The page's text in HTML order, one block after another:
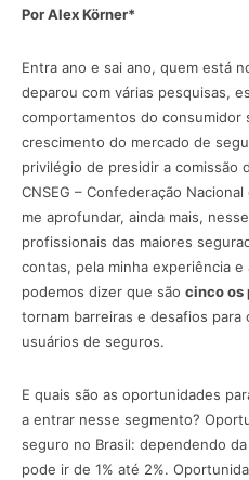
Por Alex Körner*
Entra ano e sai ano, quem está
deparou com várias pesquisas,
comportamentos do consumidor
crescimento do mercado de
privilégio de presidir a comissão
CNSEG – Confederação
me aprofundar, ainda mais,
profissionais das maiores
contas, pela minha experiência
podemos dizer que são cinco os
tornam barreiras e desafios
usuários de seguros.
E quais são as oportunidades
a entrar nesse segmento?
seguro no Brasil: dependendo
pode ir de 1% até 2%.